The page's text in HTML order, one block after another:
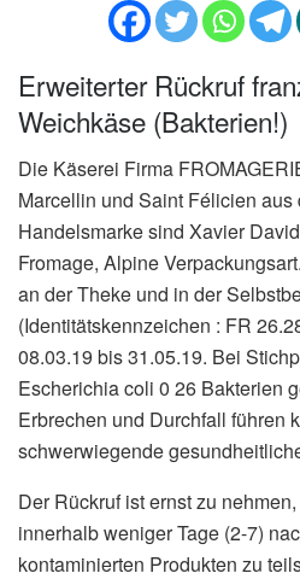
Erweiterter Rückruf
Weichkäse (Bakterien!)
Die Käserei Firma
Marcellin und Saint Félicien aus
Handelsmarke sind Xavier
Fromage, Alpine
an der Theke und in der
(Identitätskennzeichen : FR
08.03.19 bis 31.05.19. Bei
Escherichia coli 0 26 Bakterien
Erbrechen und Durchfall führen
schwerwiegende
Der Rückruf ist ernst zu
innerhalb weniger Tage (2-7)
kontaminierten Produkten zu